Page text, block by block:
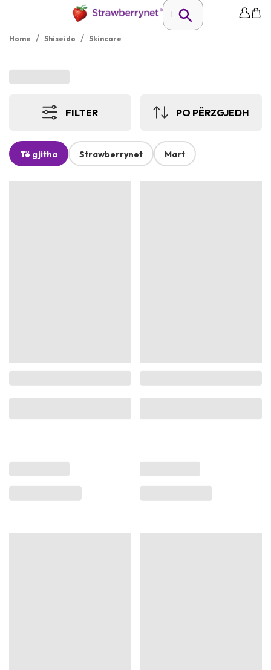
Home / Shiseido / Skincare
FILTER PO PËRZGJEDH
Të gjitha Strawberrynet Mart